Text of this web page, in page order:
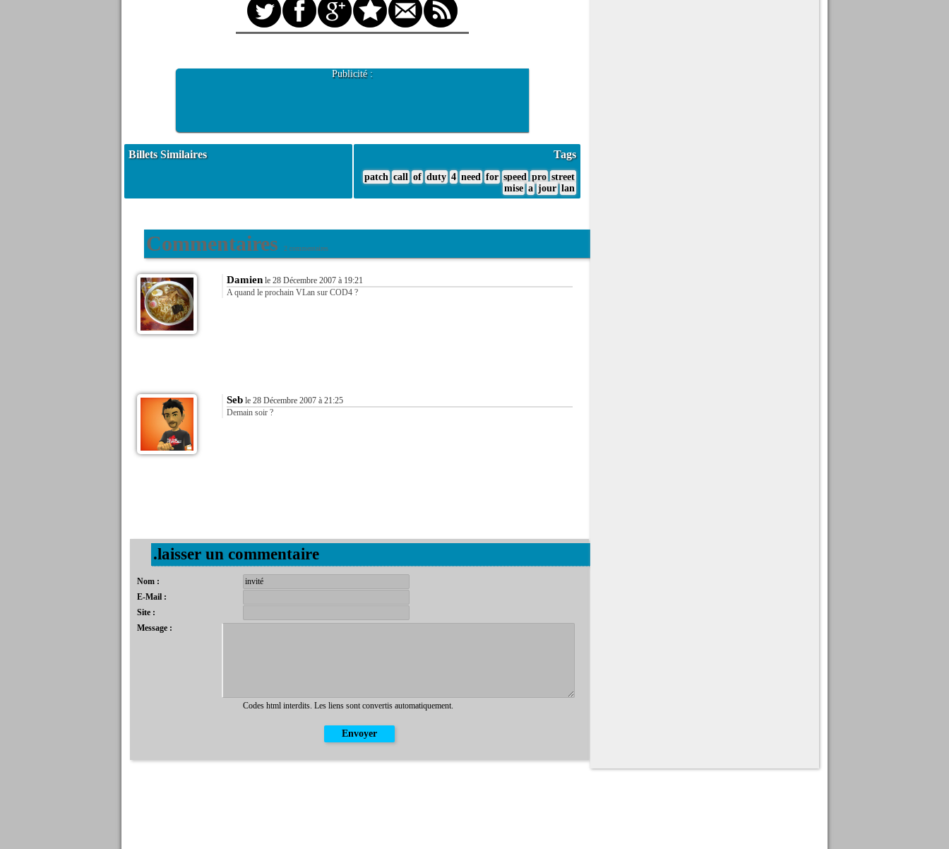
Publicité :
Billets Similaires Tags
patch call of duty 4 need for speed pro street
mise a jour lan
Commentaires 2 commentaires
Damien le 28 Décembre 2007 à 19:21
A quand le prochain VLan sur COD4 ?
Seb le 28 Décembre 2007 à 21:25
Demain soir ?
.laisser un commentaire
Nom :
E-Mail :
Site :
Message :
Codes html interdits. Les liens sont convertis automatiquement.